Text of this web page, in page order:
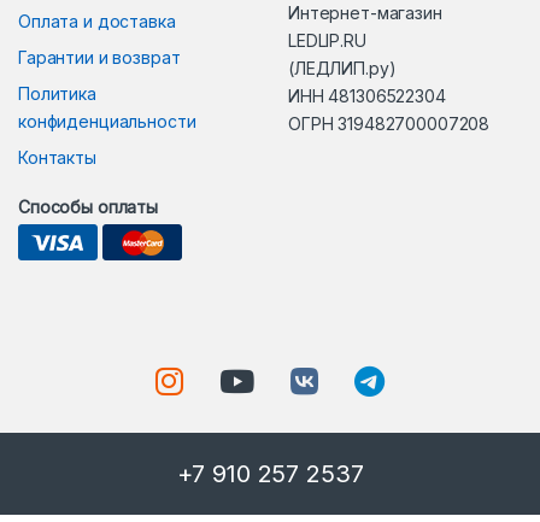
Оплата и доставка
Гарантии и возврат
Политика
конфиденциальности
Контакты
Интернет-магазин
LEDLIP.RU
(ЛЕДЛИП.ру)
ИНН 481306522304
ОГРН 319482700007208
Способы оплаты
+7 910 257 2537